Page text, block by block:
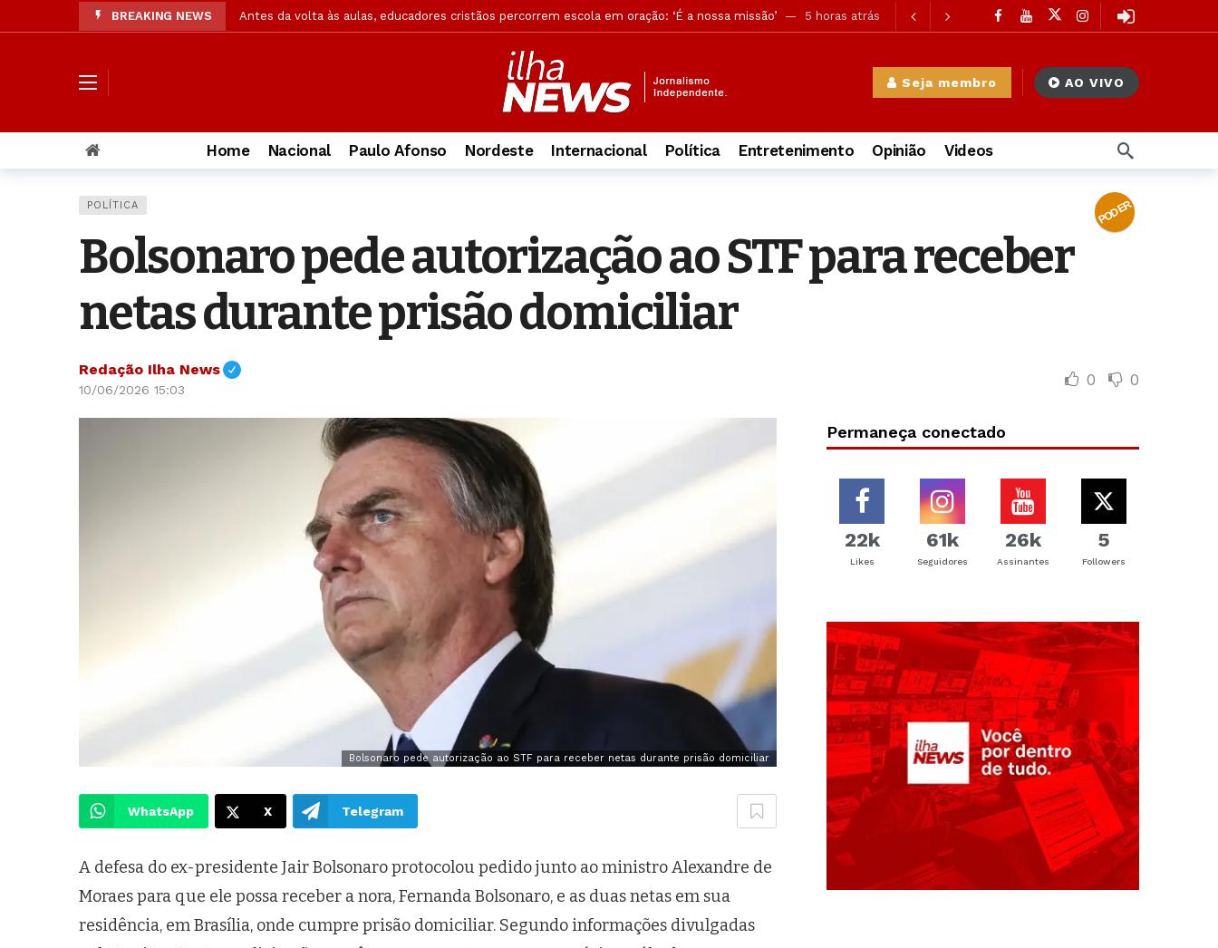
BREAKING NEWS Antes da volta às aulas, educadores cristãos percorrem escola em oração: ‘É a nossa missão’ 5 horas atrás
Pesquisa: Cristãos em pequenos grupos têm maior engajamento bíblico e vida espiritual ativa
Acusada de matar PM, muda versão, mas acusação desmonta tese de legítima defesa
Cães farejadores e embarcações reforçam buscas por jovem no Pontal da Barra 20 horas atrás
Confira resultado final da prova objetiva do concurso da Guarda Municipal 20 horas atrás
Jaques Wagner ironiza notícia sobre suposto uso de IA em plano de governo de ACM Neto 21 horas atrás
Pastor explica significado do Yom Kippur e mostra como a data aponta para Jesus 2 horas atrás
Seja membro AO VIVO
Home Nacional Paulo Afonso Nordeste Internacional Política Entretenimento Opinião Videos
PODER
POLÍTICA
Bolsonaro pede autorização ao STF para receber
netas durante prisão domiciliar
Redação Ilha News
10/06/2026 15:03
0 0
Bolsonaro pede autorização ao STF para receber netas durante prisão domiciliar
WhatsApp X Telegram
A defesa do ex-presidente Jair Bolsonaro protocolou pedido junto ao ministro Alexandre de
Moraes para que ele possa receber a nora, Fernanda Bolsonaro, e as duas netas em sua
residência, em Brasília, onde cumpre prisão domiciliar. Segundo informações divulgadas
Permaneça conectado
22k
Likes
61k
Seguidores
26k
Assinantes
5
Followers